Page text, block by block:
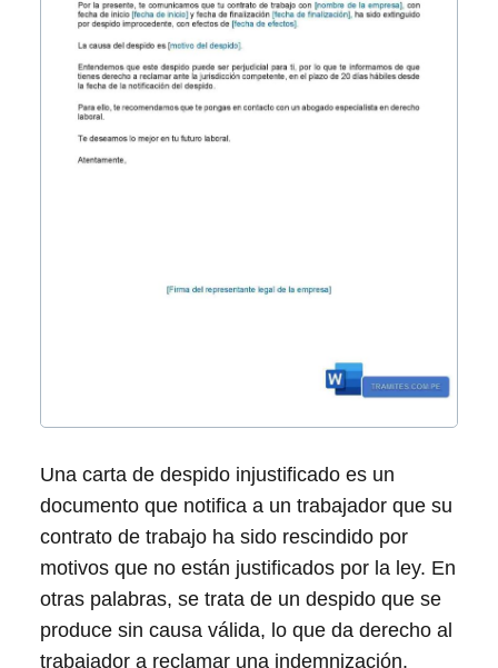
Una carta de despido injustificado es un
documento que notifica a un trabajador que su
contrato de trabajo ha sido rescindido por
motivos que no están justificados por la ley. En
otras palabras, se trata de un despido que se
produce sin causa válida, lo que da derecho al
trabajador a reclamar una indemnización.